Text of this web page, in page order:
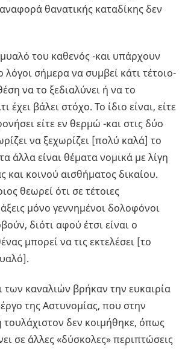
θανατικής καταδίκης δεν
του καθενός -και υπάρχουν
λόγοι σήμερα να συμβεί κάτι τέτοιο-
να το ξεδιαλύνει ή να το
έχει βάλει στόχο. Το ίδιο είναι, είτε
είτε εν θερμώ -και στις δύο
να ξεχωρίζει [πολύ καλά] το
άλλα είναι θέματα νομικά με λίγη
και κοινού αισθήματος δικαίου.
θεωρεί ότι σε τέτοιες
μόνο γεννημένοι δολοφόνοι
διότι αφού έτσι είναι ο
μπορεί να τις εκτελέσει [το
των καναλιών βρήκαν την ευκαιρία
της Αστυνομίας, που στην
δεν κοιμήθηκε, όπως
σε άλλες «δύσκολες» περιπτώσεις